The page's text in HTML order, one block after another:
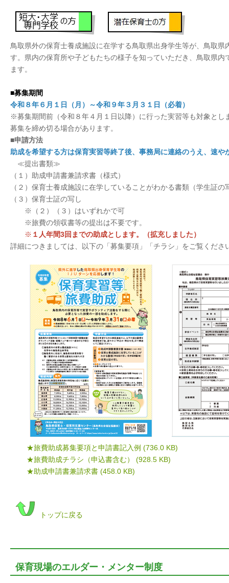
鳥取県外の保育士養成施設に在学する鳥取県出身学生等が、鳥取
す。県内の保育所や子どもたちの様子を知っていただき、鳥取県
ます。
■募集期間
令和８年６月１日（月）～令和９年３月３１日（必着）
※募集期間前（令和８年４月１日以降）に行った実習等も対象と
募集を締め切る場合があります。
■申請方法
助成を希望する方は保育実習等終了後、事務局に連絡のうえ、速
≪提出書類≫
（１）助成申請書兼請求書（様式）
（２）保育士養成施設に在学していることがわかる書類（学生証の
（３）保育士証の写し
※（２）（３）はいずれかで可
※旅費の領収書等の提出は不要です。
※ １人年間3回までの助成とします。（拡充しました）
詳細につきましては、以下の「募集要項」「チラシ」をご覧くださ
★旅費助成募集要項と申請書記入例 (736.0 KB)
★旅費助成チラシ（申込書含む） (928.5 KB)
★助成申請書兼請求書 (458.0 KB)
トップに戻る
保育現場のエルダー・メンター制度